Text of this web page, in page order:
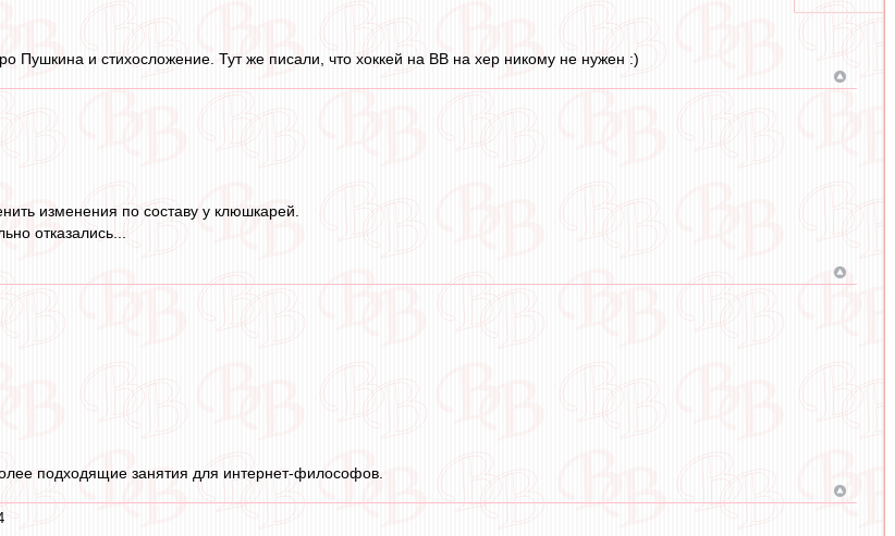
Пушкина и стихосложение. Тут же писали, что хоккей на ВВ на хер никому не нужен :)
изменения по составу у клюшкарей.
отказались...
подходящие занятия для интернет-философов.